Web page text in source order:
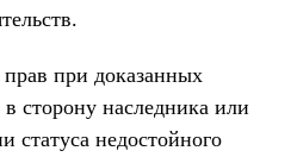
при доказанных
сторону наследника или
статуса недостойного